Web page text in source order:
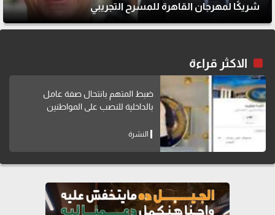
شريكًا لمهرجان القاهرة للمسرح التجريبي
الاكثر قراءة
ضبط المتهم بانتحال صفة عامل
بالداخلية للنصب على المواطنين
النشرة